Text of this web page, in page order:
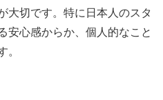
大切です。特に日本人のスタ
安心感からか、個人的なこと
。